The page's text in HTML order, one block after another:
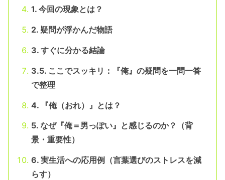
1. 今回の現象とは？
2. 疑問が浮かんだ物語
3. すぐに分かる結論
3.5. ここでスッキリ：『俺』の疑問を一問一答
で整理
4. 『俺（おれ）』とは？
5. なぜ『俺＝男っぽい』と感じるのか？（背
景・重要性）
6. 実生活への応用例（言葉選びのストレスを減
らす）